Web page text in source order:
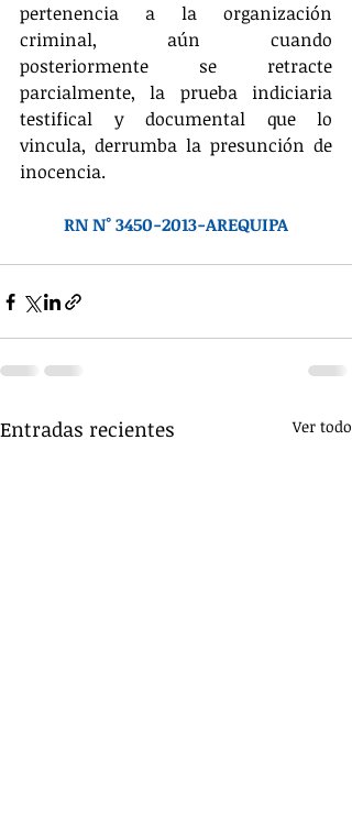
pertenencia a la organización
criminal, aún cuando
posteriormente se retracte
parcialmente, la prueba indiciaria
testifical y documental que lo
vincula, derrumba la presunción de
inocencia.
RN N° 3450-2013-AREQUIPA
Entradas recientes Ver todo